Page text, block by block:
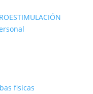
fisicas